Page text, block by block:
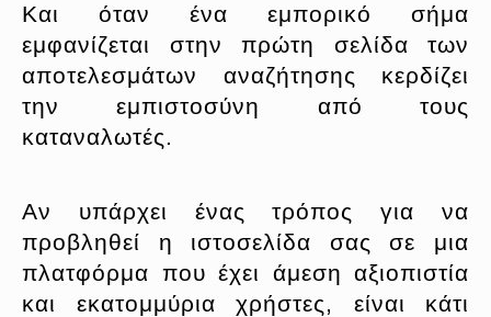
Και όταν ένα εμπορικό σήμα
εμφανίζεται στην πρώτη σελίδα των
αποτελεσμάτων αναζήτησης κερδίζει
την εμπιστοσύνη από τους
καταναλωτές.
Αν υπάρχει ένας τρόπος για να
προβληθεί η ιστοσελίδα σας σε μια
πλατφόρμα που έχει άμεση αξιοπιστία
και εκατομμύρια χρήστες, είναι κάτι